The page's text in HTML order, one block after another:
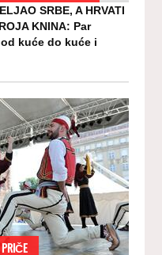
SRBE, A HRVATI
KNINA: Par
kuće do kuće i